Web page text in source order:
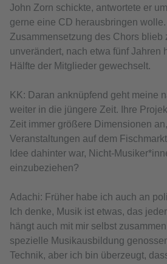
John Zorn schickte, antwortete er
gerne eine CD herausbringen
Zusammensetzung des Chors blieb
unverändert, nach etwa fünf Jahren
Hälfte der Mitglieder gewechselt.
KK: Daran anknüpfend geht meine
weiter in die jüngere Zeit. Ihre
Zeit immer größere Dimensionen
Veranstaltungen auf dem
Idee dahinter war, Nicht-
einzubeziehen?
Adachi: Früher habe ich auch an
Ich denke, Musik ist etwas, das
hängt auch mit mir selbst
spezielle Musikausbildung
Technik, aber ich bin überzeugt,